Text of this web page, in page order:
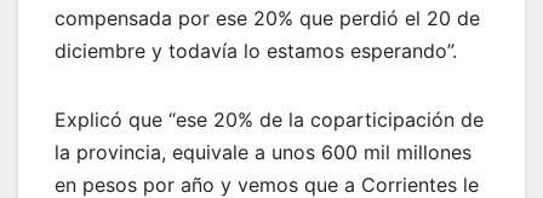
compensada por ese 20% que perdió el 20 de
diciembre y todavía lo estamos esperando”.
Explicó que “ese 20% de la coparticipación de
la provincia, equivale a unos 600 mil millones
en pesos por año y vemos que a Corrientes le